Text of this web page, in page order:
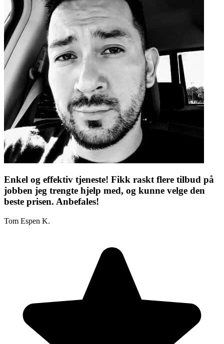
Enkel og effektiv tjeneste! Fikk raskt flere tilbud på
jobben jeg trengte hjelp med, og kunne velge den
beste prisen. Anbefales!
Tom Espen K.